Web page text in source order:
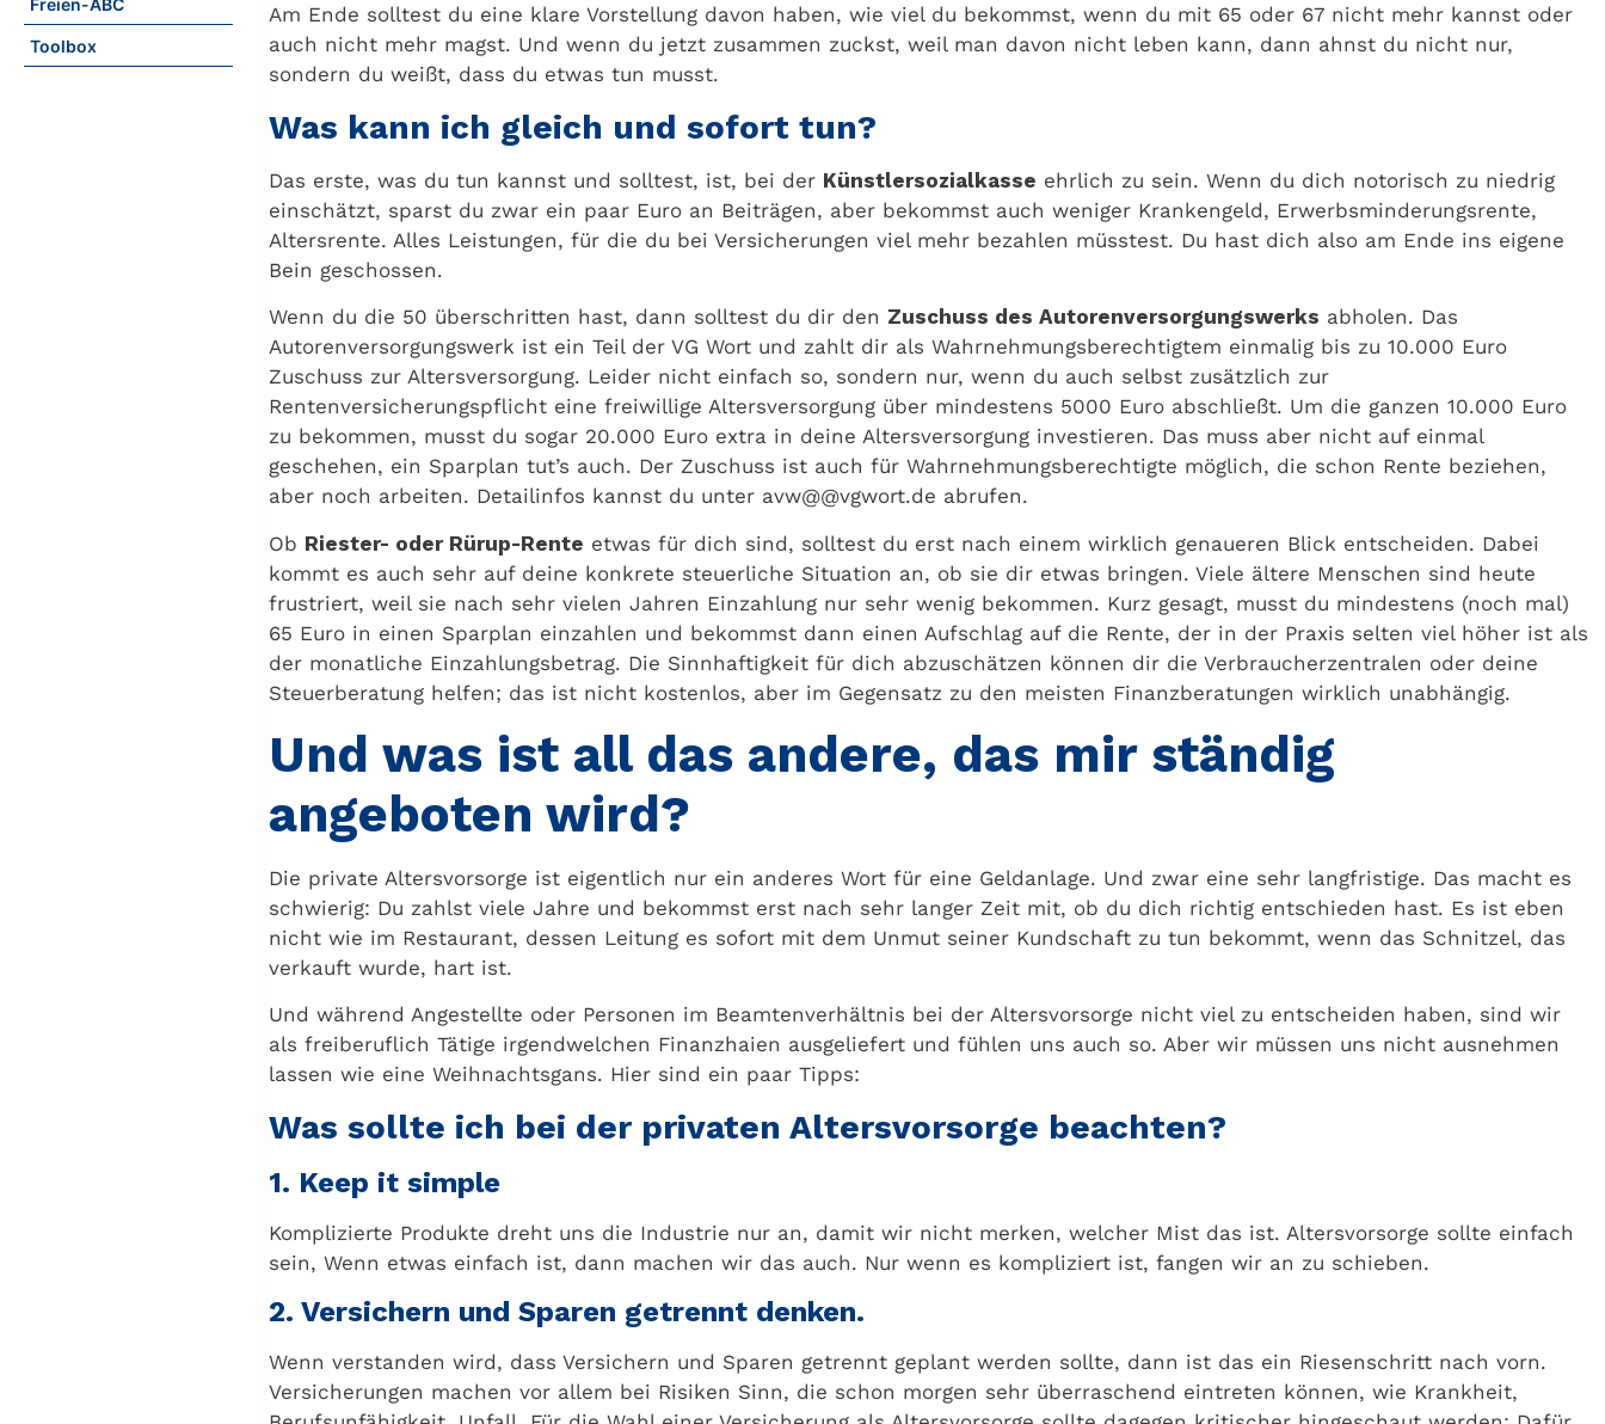
Freien-ABC
Toolbox
Am Ende solltest du eine klare Vorstellung davon haben, wie viel du bekommst, wenn du mit 65 oder 67 nicht mehr kannst oder
auch nicht mehr magst. Und wenn du jetzt zusammen zuckst, weil man davon nicht leben kann, dann ahnst du nicht nur,
sondern du weißt, dass du etwas tun musst.
Was kann ich gleich und sofort tun?
Das erste, was du tun kannst und solltest, ist, bei der Künstlersozialkasse ehrlich zu sein. Wenn du dich notorisch zu niedrig
einschätzt, sparst du zwar ein paar Euro an Beiträgen, aber bekommst auch weniger Krankengeld, Erwerbsminderungsrente,
Altersrente. Alles Leistungen, für die du bei Versicherungen viel mehr bezahlen müsstest. Du hast dich also am Ende ins eigene
Bein geschossen.
Wenn du die 50 überschritten hast, dann solltest du dir den Zuschuss des Autorenversorgungswerks abholen. Das
Autorenversorgungswerk ist ein Teil der VG Wort und zahlt dir als Wahrnehmungsberechtigtem einmalig bis zu 10.000 Euro
Zuschuss zur Altersversorgung. Leider nicht einfach so, sondern nur, wenn du auch selbst zusätzlich zur
Rentenversicherungspflicht eine freiwillige Altersversorgung über mindestens 5000 Euro abschließt. Um die ganzen 10.000 Euro
zu bekommen, musst du sogar 20.000 Euro extra in deine Altersversorgung investieren. Das muss aber nicht auf einmal
geschehen, ein Sparplan tut’s auch. Der Zuschuss ist auch für Wahrnehmungsberechtigte möglich, die schon Rente beziehen,
aber noch arbeiten. Detailinfos kannst du unter avw@@vgwort.de abrufen.
Ob Riester- oder Rürup-Rente etwas für dich sind, solltest du erst nach einem wirklich genaueren Blick entscheiden. Dabei
kommt es auch sehr auf deine konkrete steuerliche Situation an, ob sie dir etwas bringen. Viele ältere Menschen sind heute
frustriert, weil sie nach sehr vielen Jahren Einzahlung nur sehr wenig bekommen. Kurz gesagt, musst du mindestens (noch mal)
65 Euro in einen Sparplan einzahlen und bekommst dann einen Aufschlag auf die Rente, der in der Praxis selten viel höher ist als
der monatliche Einzahlungsbetrag. Die Sinnhaftigkeit für dich abzuschätzen können dir die Verbraucherzentralen oder deine
Steuerberatung helfen; das ist nicht kostenlos, aber im Gegensatz zu den meisten Finanzberatungen wirklich unabhängig.
Und was ist all das andere, das mir ständig
angeboten wird?
Die private Altersvorsorge ist eigentlich nur ein anderes Wort für eine Geldanlage. Und zwar eine sehr langfristige. Das macht es
schwierig: Du zahlst viele Jahre und bekommst erst nach sehr langer Zeit mit, ob du dich richtig entschieden hast. Es ist eben
nicht wie im Restaurant, dessen Leitung es sofort mit dem Unmut seiner Kundschaft zu tun bekommt, wenn das Schnitzel, das
verkauft wurde, hart ist.
Und während Angestellte oder Personen im Beamtenverhältnis bei der Altersvorsorge nicht viel zu entscheiden haben, sind wir
als freiberuflich Tätige irgendwelchen Finanzhaien ausgeliefert und fühlen uns auch so. Aber wir müssen uns nicht ausnehmen
lassen wie eine Weihnachtsgans. Hier sind ein paar Tipps:
Was sollte ich bei der privaten Altersvorsorge beachten?
1. Keep it simple
Komplizierte Produkte dreht uns die Industrie nur an, damit wir nicht merken, welcher Mist das ist. Altersvorsorge sollte einfach
sein, Wenn etwas einfach ist, dann machen wir das auch. Nur wenn es kompliziert ist, fangen wir an zu schieben.
2. Versichern und Sparen getrennt denken.
Wenn verstanden wird, dass Versichern und Sparen getrennt geplant werden sollte, dann ist das ein Riesenschritt nach vorn.
Versicherungen machen vor allem bei Risiken Sinn, die schon morgen sehr überraschend eintreten können, wie Krankheit,